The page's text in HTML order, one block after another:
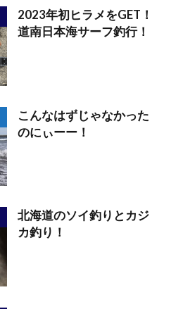
2023年初ヒラメをGET！
道南日本海サーフ釣行！
こんなはずじゃなかった
のにぃーー！
北海道のソイ釣りとカジ
カ釣り！